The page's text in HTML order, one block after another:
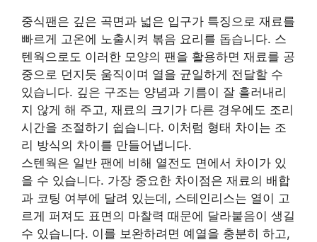
중식팬은 깊은 곡면과 넓은 입구가 특징으로 재료를
빠르게 고온에 노출시켜 볶음 요리를 돕습니다. 스
텐웍으로도 이러한 모양의 팬을 활용하면 재료를 공
중으로 던지듯 움직이며 열을 균일하게 전달할 수
있습니다. 깊은 구조는 양념과 기름이 잘 흘러내리
지 않게 해 주고, 재료의 크기가 다른 경우에도 조리
시간을 조절하기 쉽습니다. 이처럼 형태 차이는 조
리 방식의 차이를 만들어냅니다.
스텐웍은 일반 팬에 비해 열전도 면에서 차이가 있
을 수 있습니다. 가장 중요한 차이점은 재료의 배합
과 코팅 여부에 달려 있는데, 스테인리스는 열이 고
르게 퍼져도 표면의 마찰력 때문에 달라붙음이 생길
수 있습니다. 이를 보완하려면 예열을 충분히 하고,